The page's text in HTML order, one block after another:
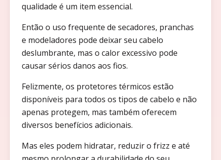
qualidade é um item essencial.
Então o uso frequente de secadores, pranchas
e modeladores pode deixar seu cabelo
deslumbrante, mas o calor excessivo pode
causar sérios danos aos fios.
Felizmente, os protetores térmicos estão
disponíveis para todos os tipos de cabelo e não
apenas protegem, mas também oferecem
diversos benefícios adicionais.
Mas eles podem hidratar, reduzir o frizz e até